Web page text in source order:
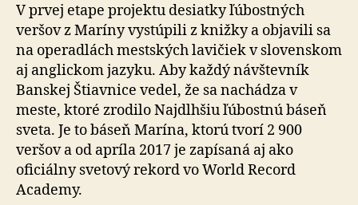
V prvej etape projektu desiatky ľúbostných
veršov z Maríny vystúpili z knižky a objavili sa
na operadlách mestských lavičiek v slovenskom
aj anglickom jazyku. Aby každý návštevník
Banskej Štiavnice vedel, že sa nachádza v
meste, ktoré zrodilo Najdlhšiu ľúbostnú báseň
sveta. Je to báseň Marína, ktorú tvorí 2 900
veršov a od apríla 2017 je zapísaná aj ako
oficiálny svetový rekord vo World Record
Academy.